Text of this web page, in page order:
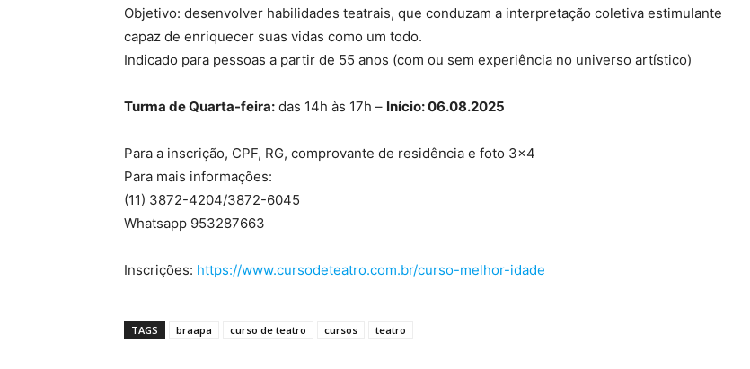
Objetivo: desenvolver habilidades teatrais, que conduzam a interpretação coletiva estimulante
capaz de enriquecer suas vidas como um todo.
Indicado para pessoas a partir de 55 anos (com ou sem experiência no universo artístico)
Turma de Quarta-feira: das 14h às 17h – Início: 06.08.2025
Para a inscrição, CPF, RG, comprovante de residência e foto 3×4
Para mais informações:
(11) 3872-4204/3872-6045
Whatsapp 953287663
Inscrições: https://www.cursodeteatro.com.br/curso-melhor-idade
TAGS braapa curso de teatro cursos teatro